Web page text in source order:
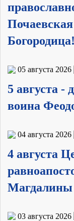
05 августа 2026
5 августа -
воина
04 августа 2026
4 августа
Магдалины
03 августа 2026